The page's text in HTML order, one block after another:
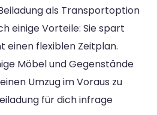
als Transportoption
einige Vorteile: Sie spart
einen flexiblen Zeitplan.
Möbel und Gegenstände
Umzug im Voraus zu
für dich infrage